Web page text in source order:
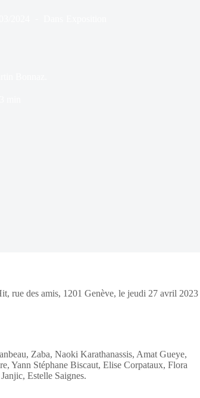
rue des amis, 1201 Genève, le jeudi 27 avril 2023
Zaba, Naoki Karathanassis, Amat Gueye,
Yann Stéphane Biscaut, Elise Corpataux, Flora
Estelle Saignes.